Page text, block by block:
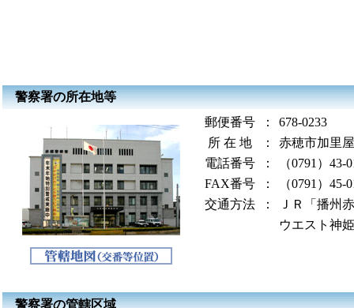
警察署の所在地等
郵便番号
：
678-0233
所 在 地
：
赤穂市加里
電話番号
：
（0791）43-
FAX番号
：
（0791）45-
交通方法
：
ＪＲ「播州
ウエスト神
警察署の管轄区域